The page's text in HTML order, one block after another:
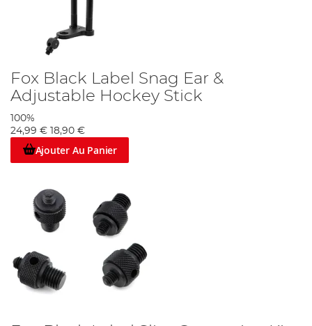
Fox Black Label Snag Ear &
Adjustable Hockey Stick
100%
24,99 €
18,90 €
Ajouter Au Panier